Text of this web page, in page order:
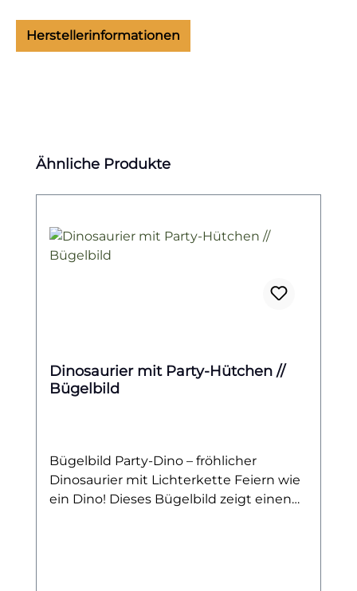
Herstellerinformationen
Produktgalerie überspringen
Ähnliche Produkte
Dinosaurier mit Party-Hütchen //
Bügelbild
Bügelbild Party-Dino – fröhlicher
Dinosaurier mit Lichterkette Feiern wie
ein Dino! Dieses Bügelbild zeigt einen